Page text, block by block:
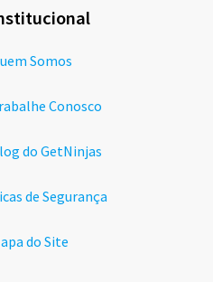
Somos
Conosco
do GetNinjas
de Segurança
do Site